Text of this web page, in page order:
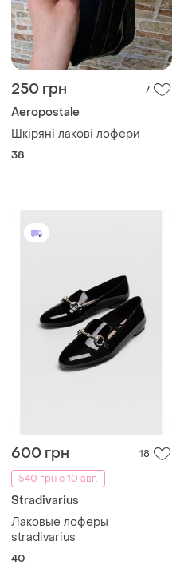
250 грн 7
Aeropostale
Шкіряні лакові лофери
38
600 грн
18
540 грн с 10 авг.
Stradivarius
Лаковые лоферы
stradivarius
40